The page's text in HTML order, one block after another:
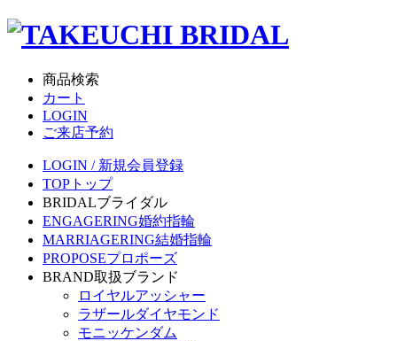
商品検索
カート
LOGIN
ご来店予約
LOGIN / 新規会員登録
TOP トップ
BRIDALブライダル
ENGAGERING婚約指輪
MARRIAGERING結婚指輪
PROPOSEプロポーズ
BRAND取扱ブランド
ロイヤルアッシャー
ラザールダイヤモンド
モニッケンダム